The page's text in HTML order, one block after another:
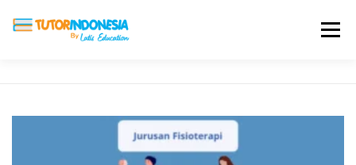
Menu
TESTIMONI PROFIL ALUMNI